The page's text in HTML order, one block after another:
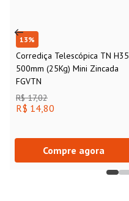
13%
Corrediça Telescópica TN H35
500mm (25Kg) Mini Zincada
FGVTN
R$ 17,02
R$ 14,80
Compre agora